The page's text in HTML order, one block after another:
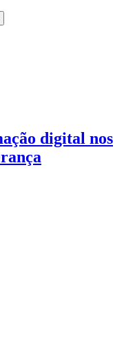
digital nos